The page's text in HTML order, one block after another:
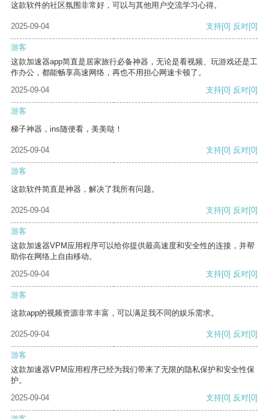
这款软件的社区氛围非常好，可以与其他用户交流学习心得。
2025-09-04 支持[0] 反对[0]
游客
这款加速器app简直是居家旅行必备神器，无论是看视频、玩游戏还是工
作办公，都能畅享高速网络，再也不用担心网速卡顿了。
2025-09-04
支持[0] 反对[0]
游客
梯子神器，ins随便看，美美哒！
2025-09-04 支持[0] 反对[0]
游客
这款软件简直是神器，解决了我所有问题。
2025-09-04 支持[0] 反对[0]
游客
这款加速器VPM应用程序可以给你提供最高速度和安全性的连接，并帮
助你在网络上自由移动。
2025-09-04
支持[0] 反对[0]
游客
这款app的视频资源非常丰富，可以满足我不同的娱乐需求。
2025-09-04 支持[0] 反对[0]
游客
这款加速器VPM应用程序已经为我们带来了无限的隐私保护和安全性保
护。
2025-09-04
支持[0] 反对[0]